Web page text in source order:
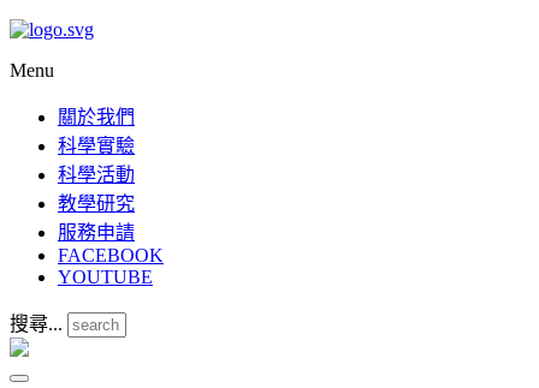
Menu
關於我們
科學實驗
科學活動
教學研究
服務申請
FACEBOOK
YOUTUBE
搜尋...